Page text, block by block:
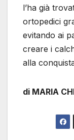
l’ha già
ortopedici
evitando ai
creare i
alla
di MARIA